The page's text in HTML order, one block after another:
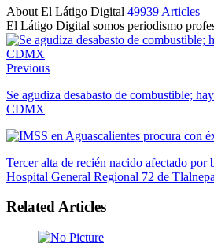
About El Látigo Digital 49939 Articles
El Látigo Digital somos periodismo
Website
Facebook
Previous
Se agudiza desabasto de combustible;
CDMX
Tercer alta de recién nacido afectado por
Hospital General Regional 72 de
Related Articles